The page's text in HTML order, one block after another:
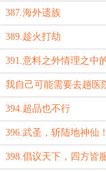
章节）
387.海外遗族
389.趁火打劫
391.意料之外情理之中
合一章节）
我自己可能需要去趟医
394.超品也不行
396.武圣，斩陆地神仙
一，一万一千字大章节）
398.倡议天下，四方皆